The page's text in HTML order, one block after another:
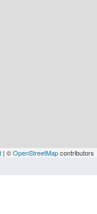
| ©OpenStreetMapcontributors